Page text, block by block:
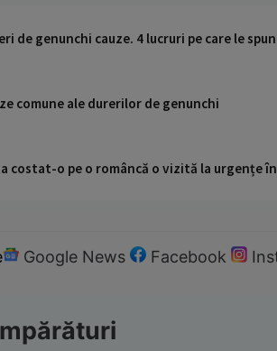
de genunchi cauze. 4 lucruri pe care le
comune ale durerilor de genunchi
costat-o pe o româncă o vizită la urgențe
Google News Facebook